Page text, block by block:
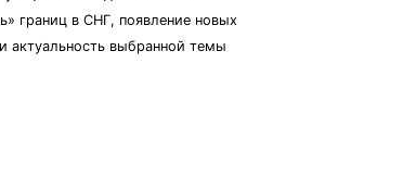
границ в СНГ, появление новых
актуальность выбранной темы